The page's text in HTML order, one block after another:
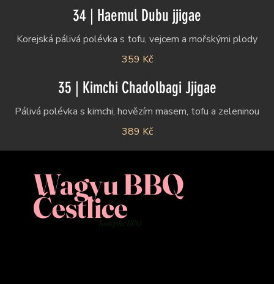
34 | Haemul Dubu jjigae
Korejská pálivá polévka s tofu, vejcem a mořskými plody
359 Kč
35 | Kimchi Chadolbagi Jjigae
Pálivá polévka s kimchi, hovězím masem, tofu a zeleninou
389 Kč
Wagyu BBQ
Čestlice
Korejské BBQ